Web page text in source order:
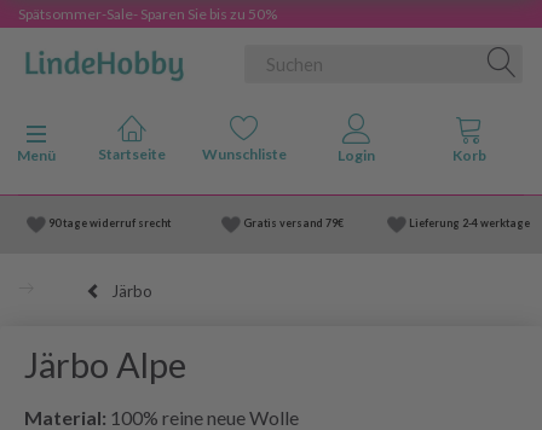
Spätsommer-Sale- Sparen Sie bis zu 50%
Anzeige ändern
Menü
90 tage widerruf srecht Gratis versand 79€ Lieferung 2-4 werktage
Järbo
Järbo Alpe
Material: 100% reine neue Wolle